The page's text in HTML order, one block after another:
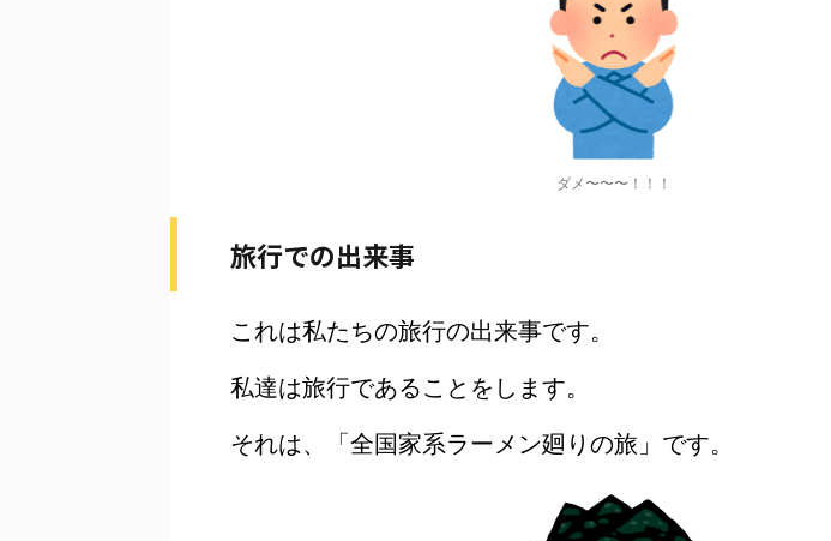
ダメ〜〜〜！！！
旅行での出来事
これは私たちの旅行の出来事です。
私達は旅行であることをします。
それは、「全国家系ラーメン廻りの旅」です。